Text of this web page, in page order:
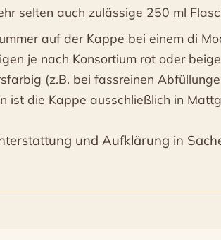
selten auch zulässige 250 ml
auf der Kappe bei einem di
je nach Konsortium rot oder
(z.B. bei fassreinen
ist die Kappe ausschließlich in
und Aufklärung in